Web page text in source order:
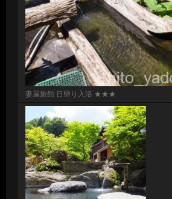
妻屋旅館 日帰り入浴 ★★★